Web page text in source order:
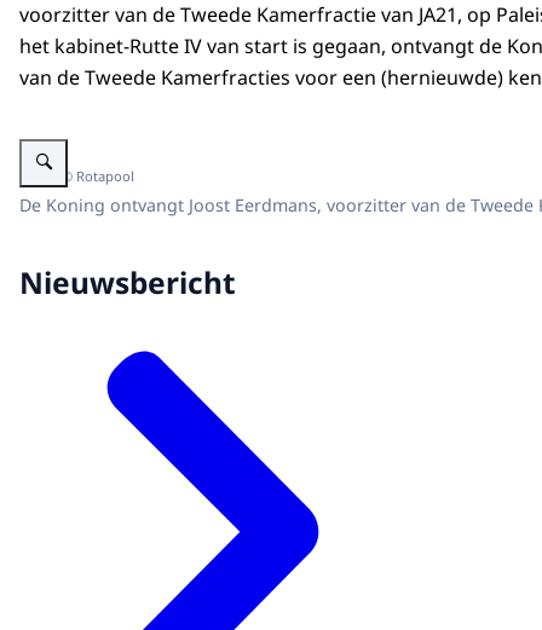
voorzitter van de Tweede Kamerfractie van JA21, op
het kabinet-Rutte IV van start is gegaan, ontvangt de
van de Tweede Kamerfracties voor een (hernieuwde)
Vergroot afbeelding Koning Willem-Alexander ontvangt Joost Eerdmans,
Beeld: © Rotapool
De Koning ontvangt Joost Eerdmans, voorzitter van de Tweede
Nieuwsbericht